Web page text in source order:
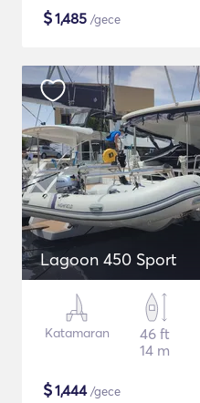
$1,485 /gece
Lagoon 450 Sport
Katamaran
46 ft
14 m
$1,444/gece